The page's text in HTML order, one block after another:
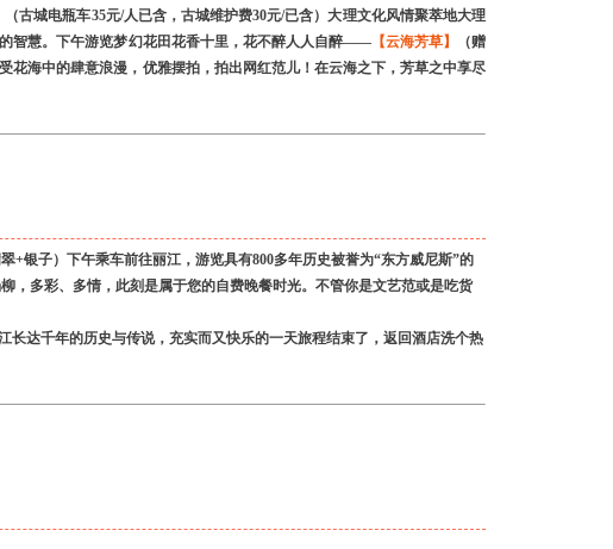
（古城电瓶车35元/人已含，古城维护费30元/已含）大理文化风情聚萃地大理
智慧。下午游览梦幻花田花香十里，花不醉人人自醉——【云海芳草】
（赠
海中的肆意浪漫，优雅摆拍，拍出网红范儿！在云海之下，芳草之中享尽
银子）下午乘车前往丽江，游览具有800多年历史被誉为“东方威尼斯”的
，多彩、多情，此刻是属于您的自费晚餐时光。不管你是文艺范或是吃货
长达千年的历史与传说，充实而又快乐的一天旅程结束了，返回酒店洗个热